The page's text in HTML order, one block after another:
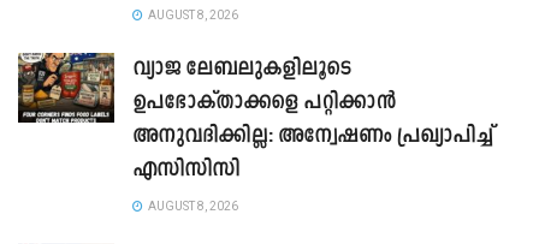
AUGUST 8, 2026
വ്യാജ ലേബലുകളിലൂടെ
ഉപഭോക്താക്കളെ പറ്റിക്കാൻ
അനുവദിക്കില്ല: അന്വേഷണം പ്രഖ്യാപിച്ച്
എസിസിസി
AUGUST 8, 2026